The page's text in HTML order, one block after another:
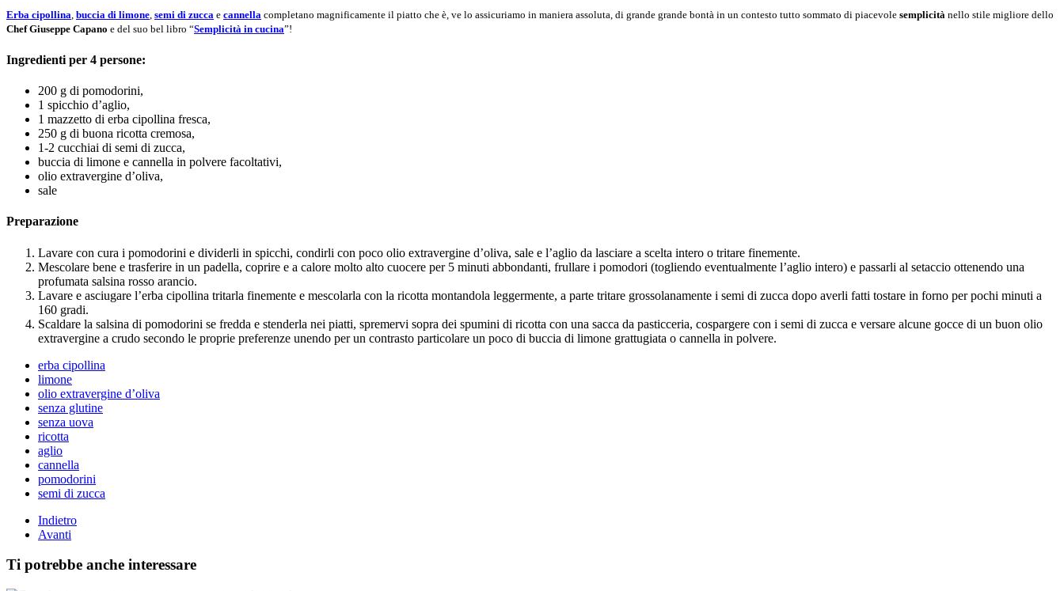
Erba cipollina, buccia di limone, semi di zucca e cannella completano magnificamente il piatto che è, ve lo assicuriamo in maniera assoluta, di grande grande bontà in un contesto tutto sommato di piacevole semplicità nello stile migliore dello
Chef Giuseppe Capano e del suo bel libro “Semplicità in cucina”!
Ingredienti per 4 persone:
200 g di pomodorini,
1 spicchio d’aglio,
1 mazzetto di erba cipollina fresca,
250 g di buona ricotta cremosa,
1-2 cucchiai di semi di zucca,
buccia di limone e cannella in polvere facoltativi,
olio extravergine d’oliva,
sale
Preparazione
Lavare con cura i pomodorini e dividerli in spicchi, condirli con poco olio extravergine d’oliva, sale e l’aglio da lasciare a scelta intero o tritare finemente.
Mescolare bene e trasferire in un padella, coprire e a calore molto alto cuocere per 5 minuti abbondanti, frullare i pomodori (togliendo eventualmente l’aglio intero) e passarli al setaccio ottenendo una
profumata salsina rosso arancio.
Lavare e asciugare l’erba cipollina tritarla finemente e mescolarla con la ricotta montandola leggermente, a parte tritare grossolanamente i semi di zucca dopo averli fatti tostare in forno per pochi minuti a
160 gradi.
Scaldare la salsina di pomodorini se fredda e stenderla nei piatti, spremervi sopra dei spumini di ricotta con una sacca da pasticceria, cospargere con i semi di zucca e versare alcune gocce di un buon olio
extravergine a crudo secondo le proprie preferenze unendo per un contrasto particolare un poco di buccia di limone grattugiata o cannella in polvere.
erba cipollina
limone
olio extravergine d’oliva
senza glutine
senza uova
ricotta
aglio
cannella
pomodorini
semi di zucca
Indietro
Avanti
Ti potrebbe anche interessare